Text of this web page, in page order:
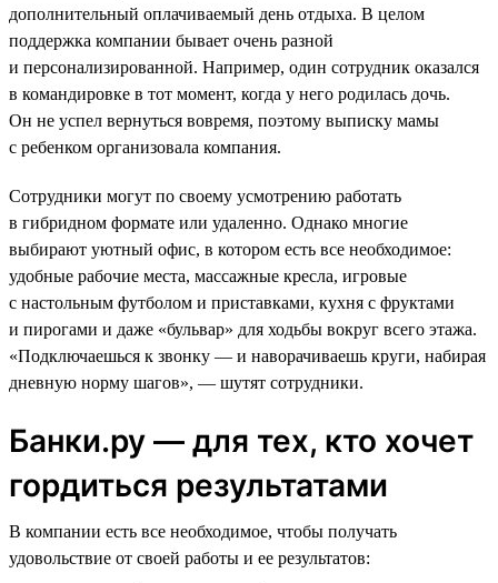
дополнительный оплачиваемый день отдыха. В целом
поддержка компании бывает очень разной
и персонализированной. Например, один сотрудник оказался
в командировке в тот момент, когда у него родилась дочь.
Он не успел вернуться вовремя, поэтому выписку мамы
с ребенком организовала компания.
Сотрудники могут по своему усмотрению работать
в гибридном формате или удаленно. Однако многие
выбирают уютный офис, в котором есть все необходимое:
удобные рабочие места, массажные кресла, игровые
с настольным футболом и приставками, кухня с фруктами
и пирогами и даже «бульвар» для ходьбы вокруг всего этажа.
«Подключаешься к звонку — и наворачиваешь круги, набирая
дневную норму шагов», — шутят сотрудники.
Банки.ру — для тех, кто хочет
гордиться результатами
В компании есть все необходимое, чтобы получать
удовольствие от своей работы и ее результатов: